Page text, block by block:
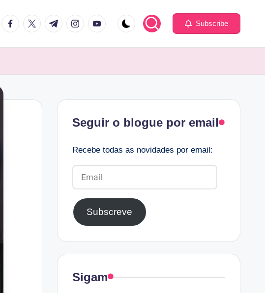
facebook.com
twitter.com
t.me instagram.com
youtube.com Subscribe
Seguir o blogue por email
Recebe todas as novidades por email:
Email
Subscreve
Sigam